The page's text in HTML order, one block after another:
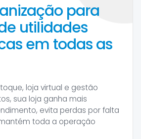
para
utilidades
em todas as
loja virtual e gestão
sua loja ganha mais
evita perdas por falta
toda a operação